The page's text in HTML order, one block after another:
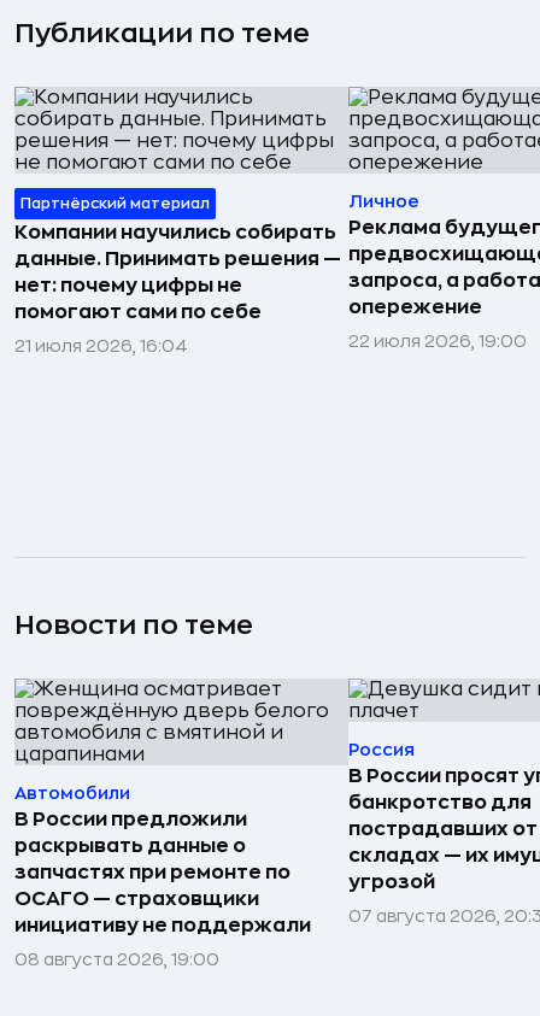
Публикации по теме
Партнёрский материал
Компании научились собирать
данные. Принимать решения —
нет: почему цифры не
помогают сами по себе
21 июля 2026, 16:04
Личное
Реклама
запроса, а
опережение
22 июля 2026, 19:00
Новости по теме
Автомобили
В России предложили
раскрывать данные о
запчастях при ремонте по
ОСАГО — страховщики
инициативу не поддержали
08 августа 2026, 19:00
Россия
В России просят
банкротство для
пострадавших
складах — их
угрозой
07 августа 2026,